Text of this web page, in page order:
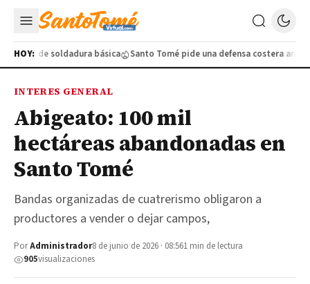
HOY:de soldadura básica Santo Tomé pide una defensa costera ante la
INTERES GENERAL
Abigeato: 100 mil
hectáreas abandonadas en
Santo Tomé
Bandas organizadas de cuatrerismo obligaron a
productores a vender o dejar campos,
PorAdministrador8 de junio de 2026 · 08:561 min de lectura
905visualizaciones